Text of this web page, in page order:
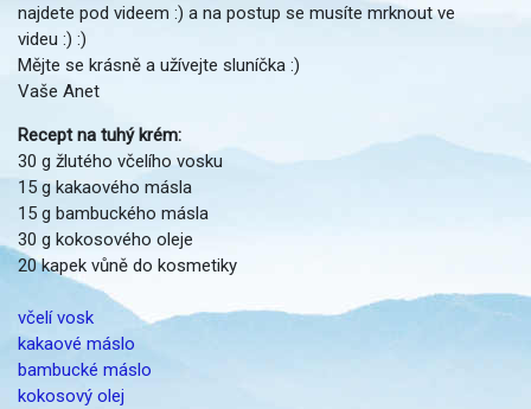
najdete pod videem :) a na postup se musíte mrknout ve
videu :) :)
Mějte se krásně a užívejte sluníčka :)
Vaše Anet
Recept na tuhý krém:
30 g žlutého včelího vosku
15 g kakaového másla
15 g bambuckého másla
30 g kokosového oleje
20 kapek vůně do kosmetiky
včelí vosk
kakaové máslo
bambucké máslo
kokosový olej